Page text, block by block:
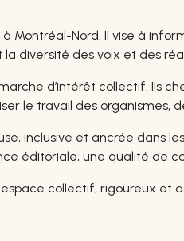
Montréal-Nord. Il vise à
diversité des voix et des
d’intérêt collectif. Ils
le travail des organismes,
inclusive et ancrée dans
éditoriale, une qualité de
collectif, rigoureux et